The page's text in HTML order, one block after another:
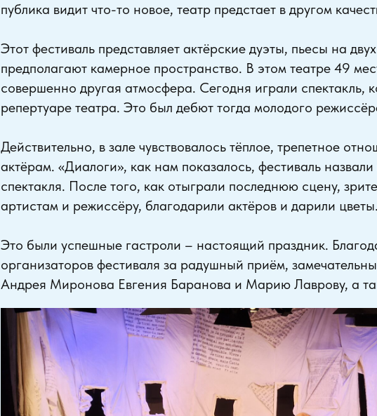
публика видит что-то новое, театр предстает в другом
Этот фестиваль представляет актёрские дуэты, пьесы на
предполагают камерное пространство. В этом театре 49
совершенно другая атмосфера. Сегодня играли спектакль,
репертуаре театра. Это был дебют тогда молодого
Действительно, в зале чувствовалось тёплое, трепетное
актёрам. «Диалоги», как нам показалось, фестиваль
спектакля. После того, как отыграли последнюю сцену,
артистам и режиссёру, благодарили актёров и дарили цветы.
Это были успешные гастроли – настоящий праздник.
организаторов фестиваля за радушный приём,
Андрея Миронова Евгения Баранова и Марию Лаврову, а